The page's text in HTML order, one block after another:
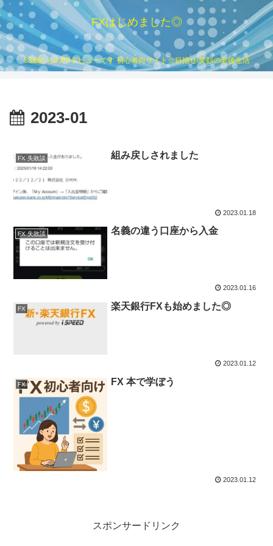
FXはじめました◎
53歳からのFXデビューです 初心者向サイト☆目指せ!笑顔の老後生活
2023-01
FX 失敗談 組み戻しされました
2023.01.18
FX 失敗談 名義の違う口座から入金
2023.01.16
FX 楽天銀行FXも始めました◎
2023.01.12
FX FX 本で学ぼう
2023.01.12
スポンサードリンク